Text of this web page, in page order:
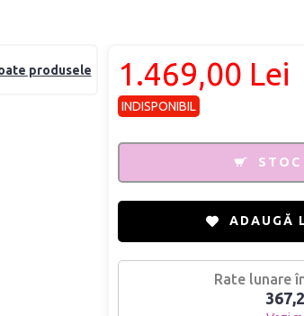
produsele 1.469,00 Lei
INDISPONIBIL
ADAUGĂ
Rate lunare